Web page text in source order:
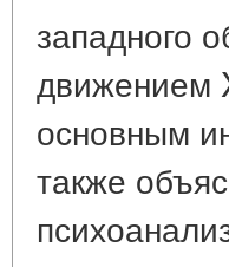
западного
движением
основным
также